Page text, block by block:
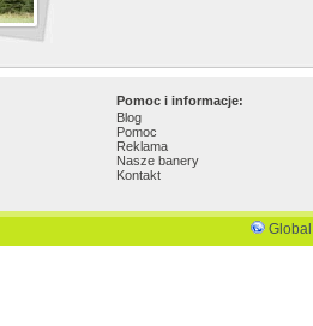
Pomoc i informacje:
Blog
Pomoc
Reklama
Nasze banery
Kontakt
Global